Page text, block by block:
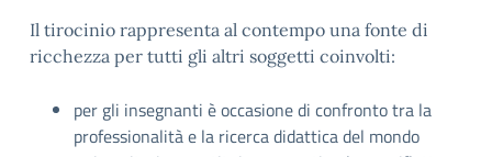
Il tirocinio rappresenta al contempo una fonte di
ricchezza per tutti gli altri soggetti coinvolti:
per gli insegnanti è occasione di confronto tra la
professionalità e la ricerca didattica del mondo